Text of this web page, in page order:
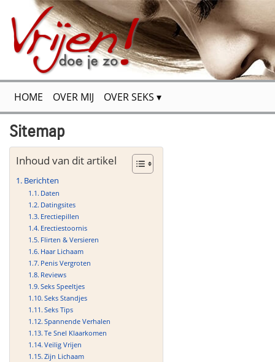
HOME OVER MIJ OVER SEKS
FLIRTEN & VERSIEREN
SPANNENDE VERHALEN SITEMAP
Sitemap
Inhoud van dit artikel
Berichten
Daten
Datingsites
Erectiepillen
Erectiestoornis
Flirten & Versieren
Haar Lichaam
Penis Vergroten
Reviews
Seks Speeltjes
Seks Standjes
Seks Tips
Spannende Verhalen
Te Snel Klaarkomen
Veilig Vrijen
Zijn Lichaam